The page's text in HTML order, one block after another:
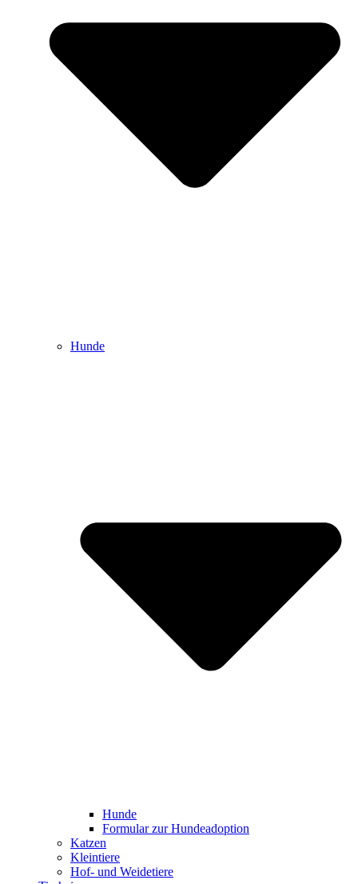
Hunde
Hunde
Formular zur Hundeadoption
Katzen
Kleintiere
Hof- und Weidetiere